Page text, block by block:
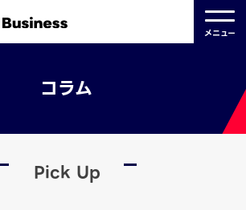
メニュー
コラム
Pick Up